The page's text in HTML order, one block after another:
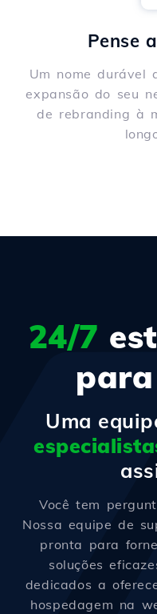
Pense
Um nome durável
expansão do seu
de rebranding à
24/7
Uma
Você tem
Nossa equipe de
pronta para
soluções
dedicados a
hospedagem na